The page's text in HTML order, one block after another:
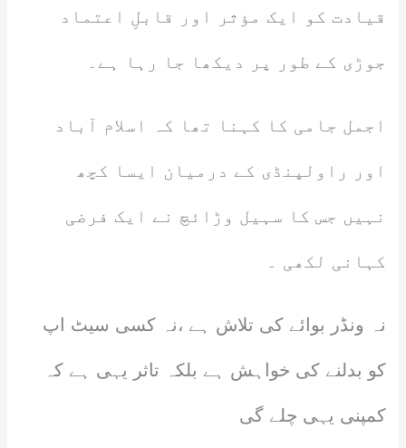
قیادت کو ایک مؤثر اور قابلِ اعتماد
جوڑی کے طور پر دیکھا جا رہا ہے۔
اجمل جامی کا کہنا تھا کہ اسلام آباد
اور راولپنڈی کے درمیان ایسا کچھ
نہیں جس کا سہیل وڑائچ نے ایک فرضی
کہانی لکھی ۔
نہ ونڈر بوائے کی تلاش ہے ،نہ کسی سیٹ اپ
کو بدلنے کی خواہش ہے بلکہ تاثر یہی ہے کہ
کمپنی یہی چلے گی